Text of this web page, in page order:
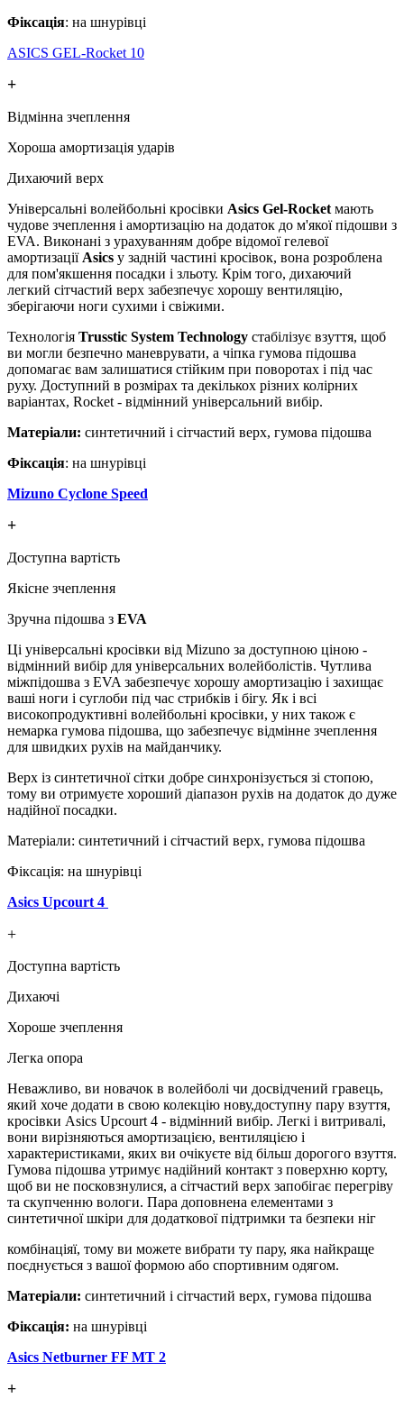
Фіксація: на шнурівці
ASICS GEL-Rocket 10
+
Відмінна зчеплення
Хороша амортизація ударів
Дихаючий верх
Універсальні волейбольні кросівки Asics Gel-Rocket мають
чудове зчеплення і амортизацію на додаток до м'якої підошви з
EVA. Виконані з урахуванням добре відомої гелевої
амортизаціїAsics у задній частині кросівок, вона розроблена
для пом'якшення посадки і зльоту. Крім того, дихаючий
легкий сітчастий верх забезпечує хорошу вентиляцію,
зберігаючи ноги сухими і свіжими.
Технологія Trusstic System Technology стабілізує взуття, щоб
ви могли безпечно маневрувати, а чіпка гумова підошва
допомагає вам залишатися стійким при поворотах і під час
руху. Доступний в розмірах та декількох різних колірних
варіантах, Rocket - відмінний універсальний вибір.
Матеріали: синтетичний і сітчастий верх, гумова підошва
Фіксація: на шнурівці
Mizuno Cyclone Speed
+
Доступна вартість
Якісне зчеплення
Зручна підошва з EVA
Ці універсальні кросівки від Mizuno за доступною ціною -
відмінний вибір для універсальних волейболістів. Чутлива
міжпідошва з EVA забезпечує хорошу амортизацію і захищає
ваші ноги і суглоби під час стрибків і бігу. Як і всі
високопродуктивні волейбольні кросівки, у них також є
немарка гумова підошва, що забезпечує відмінне зчеплення
для швидких рухів на майданчику.
Верх із синтетичної сітки добре синхронізується зі стопою,
тому ви отримуєте хороший діапазон рухів на додаток до дуже
надійної посадки.
Матеріали: синтетичний і сітчастий верх, гумова підошва
Фіксація: на шнурівці
Asics Upcourt 4
+
Доступна вартість
Дихаючі
Хороше зчеплення
Легка опора
Неважливо, ви новачок в волейболі чи досвідчений гравець,
який хоче додати в свою колекцію нову,доступну пару взуття,
кросівки Asics Upcourt 4 - відмінний вибір. Легкі і витривалі,
вони вирізняються амортизацією, вентиляцією і
характеристиками, яких ви очікуєте від більш дорогого взуття.
Гумова підошва утримує надійний контакт з поверхню корту,
щоб ви не посковзнулися, а сітчастий верх запобігає перегріву
та скупченню вологи. Пара доповнена елементами з
синтетичної шкіри для додаткової підтримки та безпеки ніг
комбінаціяї, тому ви можете вибрати ту пару, яка найкраще
поєднується з вашої формою або спортивним одягом.
Матеріали: синтетичний і сітчастий верх, гумова підошва
Фіксація: на шнурівці
Asics Netburner FF MT 2
+